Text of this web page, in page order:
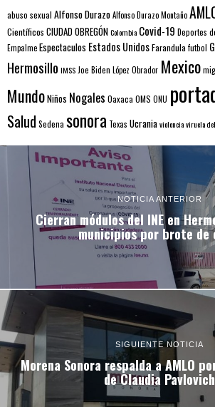
abuso sexual Alfonso DurazoAlfonso Durazo Montaño
Científicos CIUDAD OBREGÓNColombia Covid-19 Deportes
EmpalmeEspectaculos Estados UnidosFarandula futbol
Hermosillo IMSS Joe Biden López Obrador Mexico
MundoNiños Nogales Oaxaca OMS ONU
Salud Sedena sonora Texas Ucraniaviolenciaviruela
NOTICIA ANTERIOR
Cierran módulos del INE en
municipios por brote de
SIGUIENTE NOTICIA
Morena Sonora respalda a AMLO
de Claudia Pavlovich